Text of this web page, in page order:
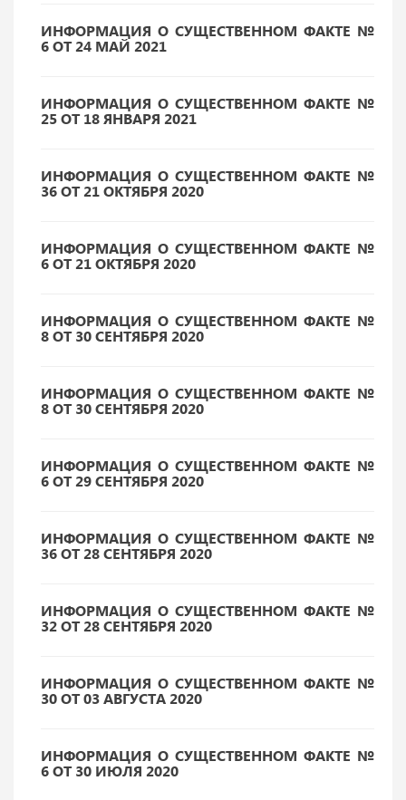
ИНФОРМАЦИЯ О СУЩЕСТВЕННОМ ФАКТЕ №
6 ОТ 24 МАЙ 2021
ИНФОРМАЦИЯ О СУЩЕСТВЕННОМ ФАКТЕ №
25 ОТ 18 ЯНВАРЯ 2021
ИНФОРМАЦИЯ О СУЩЕСТВЕННОМ ФАКТЕ №
36 ОТ 21 ОКТЯБРЯ 2020
ИНФОРМАЦИЯ О СУЩЕСТВЕННОМ ФАКТЕ №
6 ОТ 21 ОКТЯБРЯ 2020
ИНФОРМАЦИЯ О СУЩЕСТВЕННОМ ФАКТЕ №
8 ОТ 30 СЕНТЯБРЯ 2020
ИНФОРМАЦИЯ О СУЩЕСТВЕННОМ ФАКТЕ №
8 ОТ 30 СЕНТЯБРЯ 2020
ИНФОРМАЦИЯ О СУЩЕСТВЕННОМ ФАКТЕ №
6 ОТ 29 СЕНТЯБРЯ 2020
ИНФОРМАЦИЯ О СУЩЕСТВЕННОМ ФАКТЕ №
36 ОТ 28 СЕНТЯБРЯ 2020
ИНФОРМАЦИЯ О СУЩЕСТВЕННОМ ФАКТЕ №
32 ОТ 28 СЕНТЯБРЯ 2020
ИНФОРМАЦИЯ О СУЩЕСТВЕННОМ ФАКТЕ №
30 ОТ 03 АВГУСТА 2020
ИНФОРМАЦИЯ О СУЩЕСТВЕННОМ ФАКТЕ №
6 ОТ 30 ИЮЛЯ 2020